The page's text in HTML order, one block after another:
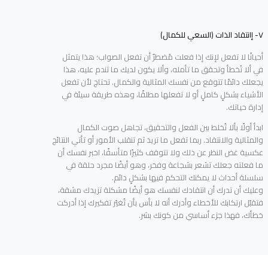
٧- إانتقاد الذات (السعي للكمال)
أحيانًا لا تفعل لإنك إذا فعلت مُضطرٌ أن تفعل الصواب؛ هذا يتمثل
في ألا تُخطأ وتحقق ما تأمله، وألا يكون لديك ما تندم عليه، هذا
يجعلك دائمًا تتوقع من نفسك المثالية والكمال. تحتاج لأن تفعل
الأشياء بشكلٍ كاملٍ أو لا تفعلها مطلقًا، وهذه طريقة سيئة في
إدارة حياتك.
ابدأ أولًا بألا تُخلط بين الفعل والتحقيق، تجاهل صوت الكمال
والمثالية والانتقاد. ربما تفعل ما تريد ثم تنقلب الأمور أو تأتي النتائج
عكسية غض النظر عن ذلك ولا تتوقف كثيرًا متأسفًا، اخبر نفسك أن
ما فعلته جعلك تشعر بشجاعة وفخر، وهو أيضًا مجرد حلقة في
سلسلة أحداث لا يمكنك التحكم فيها بشكلٍ دائم.
وعليك أن تدرك أن انتقادك لنفسك هو أيضًا مشكلة تزيدك مشقة،
فتقبّل ارتكابك للأخطاء وأدرك أنه لا بأس بأن تُغيّر تفكيرك إذا أدركت
خطأك، فهذا جزء أساسي من كونك بشر.